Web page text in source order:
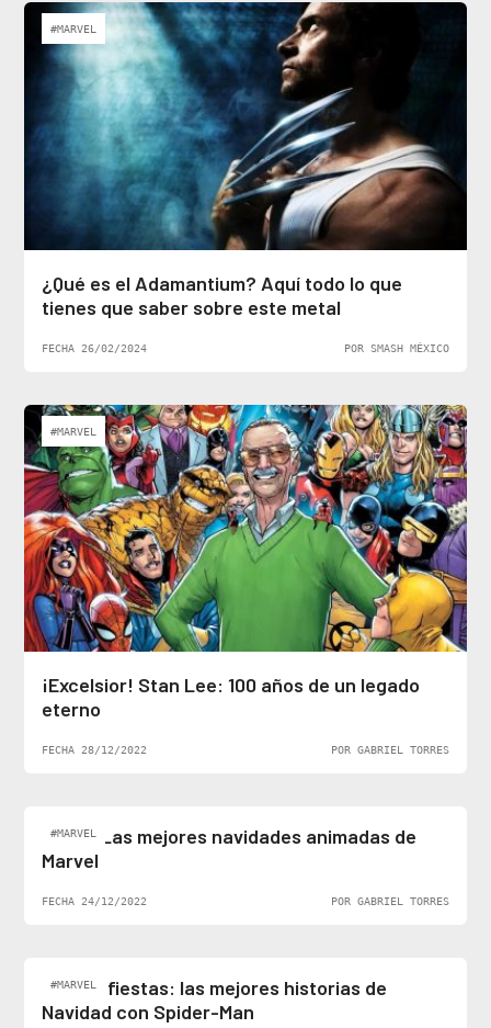
#MARVEL
¿Qué es el Adamantium? Aquí todo lo que
tienes que saber sobre este metal
FECHA 26/02/2024 POR SMASH MÉXICO
#MARVEL
¡Excelsior! Stan Lee: 100 años de un legado
eterno
FECHA 28/12/2022 POR GABRIEL TORRES
#MARVEL
Top 5: Las mejores navidades animadas de
Marvel
FECHA 24/12/2022 POR GABRIEL TORRES
#MARVEL
Felices fiestas: las mejores historias de
Navidad con Spider-Man